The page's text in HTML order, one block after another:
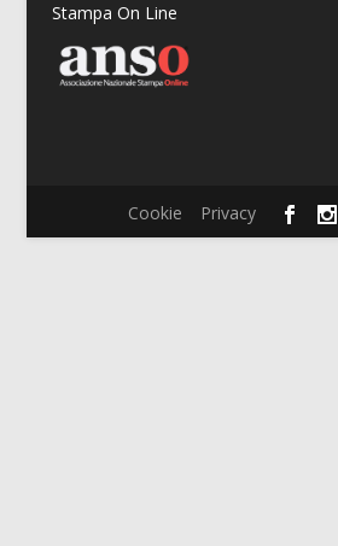
Stampa On Line
Cookie Privacy